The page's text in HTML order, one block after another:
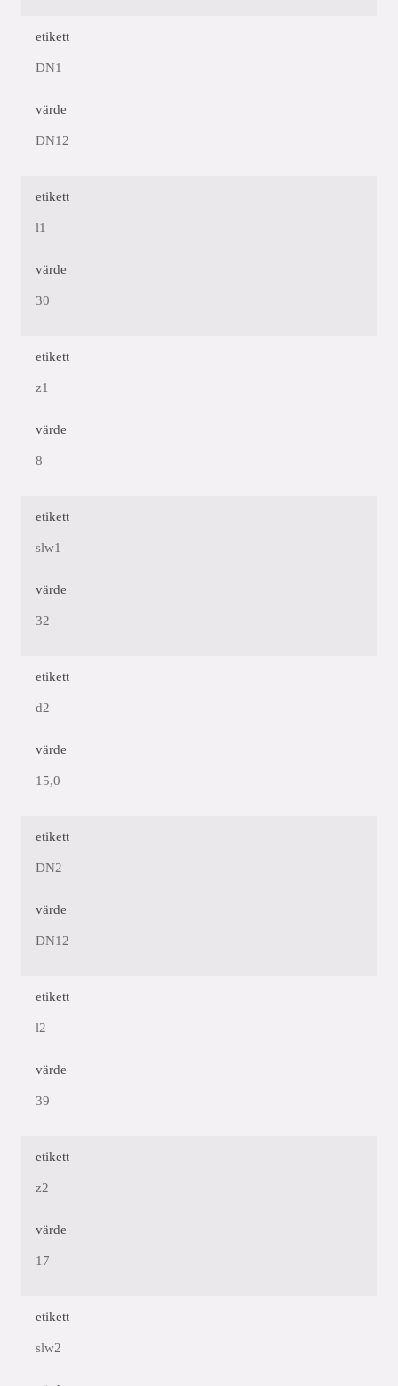
etikett
DN1
värde
DN12
etikett
l1
värde
30
etikett
z1
värde
8
etikett
slw1
värde
32
etikett
d2
värde
15,0
etikett
DN2
värde
DN12
etikett
l2
värde
39
etikett
z2
värde
17
etikett
slw2